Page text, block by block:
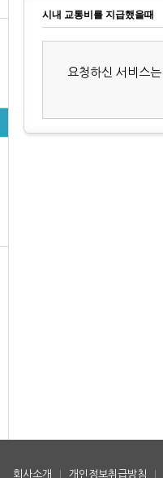
시내 교통비를 지급했을때
요청하신 서비스는
회사소개 개인정보취급방침